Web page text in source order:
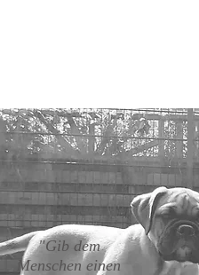
"Gib dem
Menschen einen